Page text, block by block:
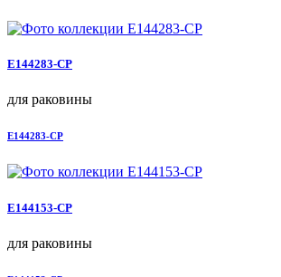
E144283-CP
для раковины
E144283-CP
E144153-CP
для раковины